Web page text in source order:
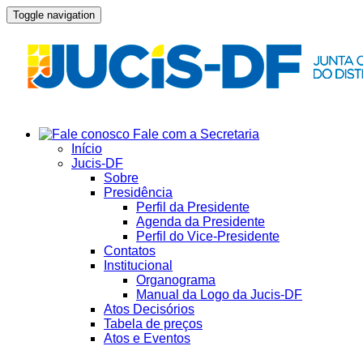
Toggle navigation
Fale com a Secretaria
Início
Jucis-DF
Sobre
Presidência
Perfil da Presidente
Agenda da Presidente
Perfil do Vice-Presidente
Contatos
Institucional
Organograma
Manual da Logo da Jucis-DF
Atos Decisórios
Tabela de preços
Atos e Eventos